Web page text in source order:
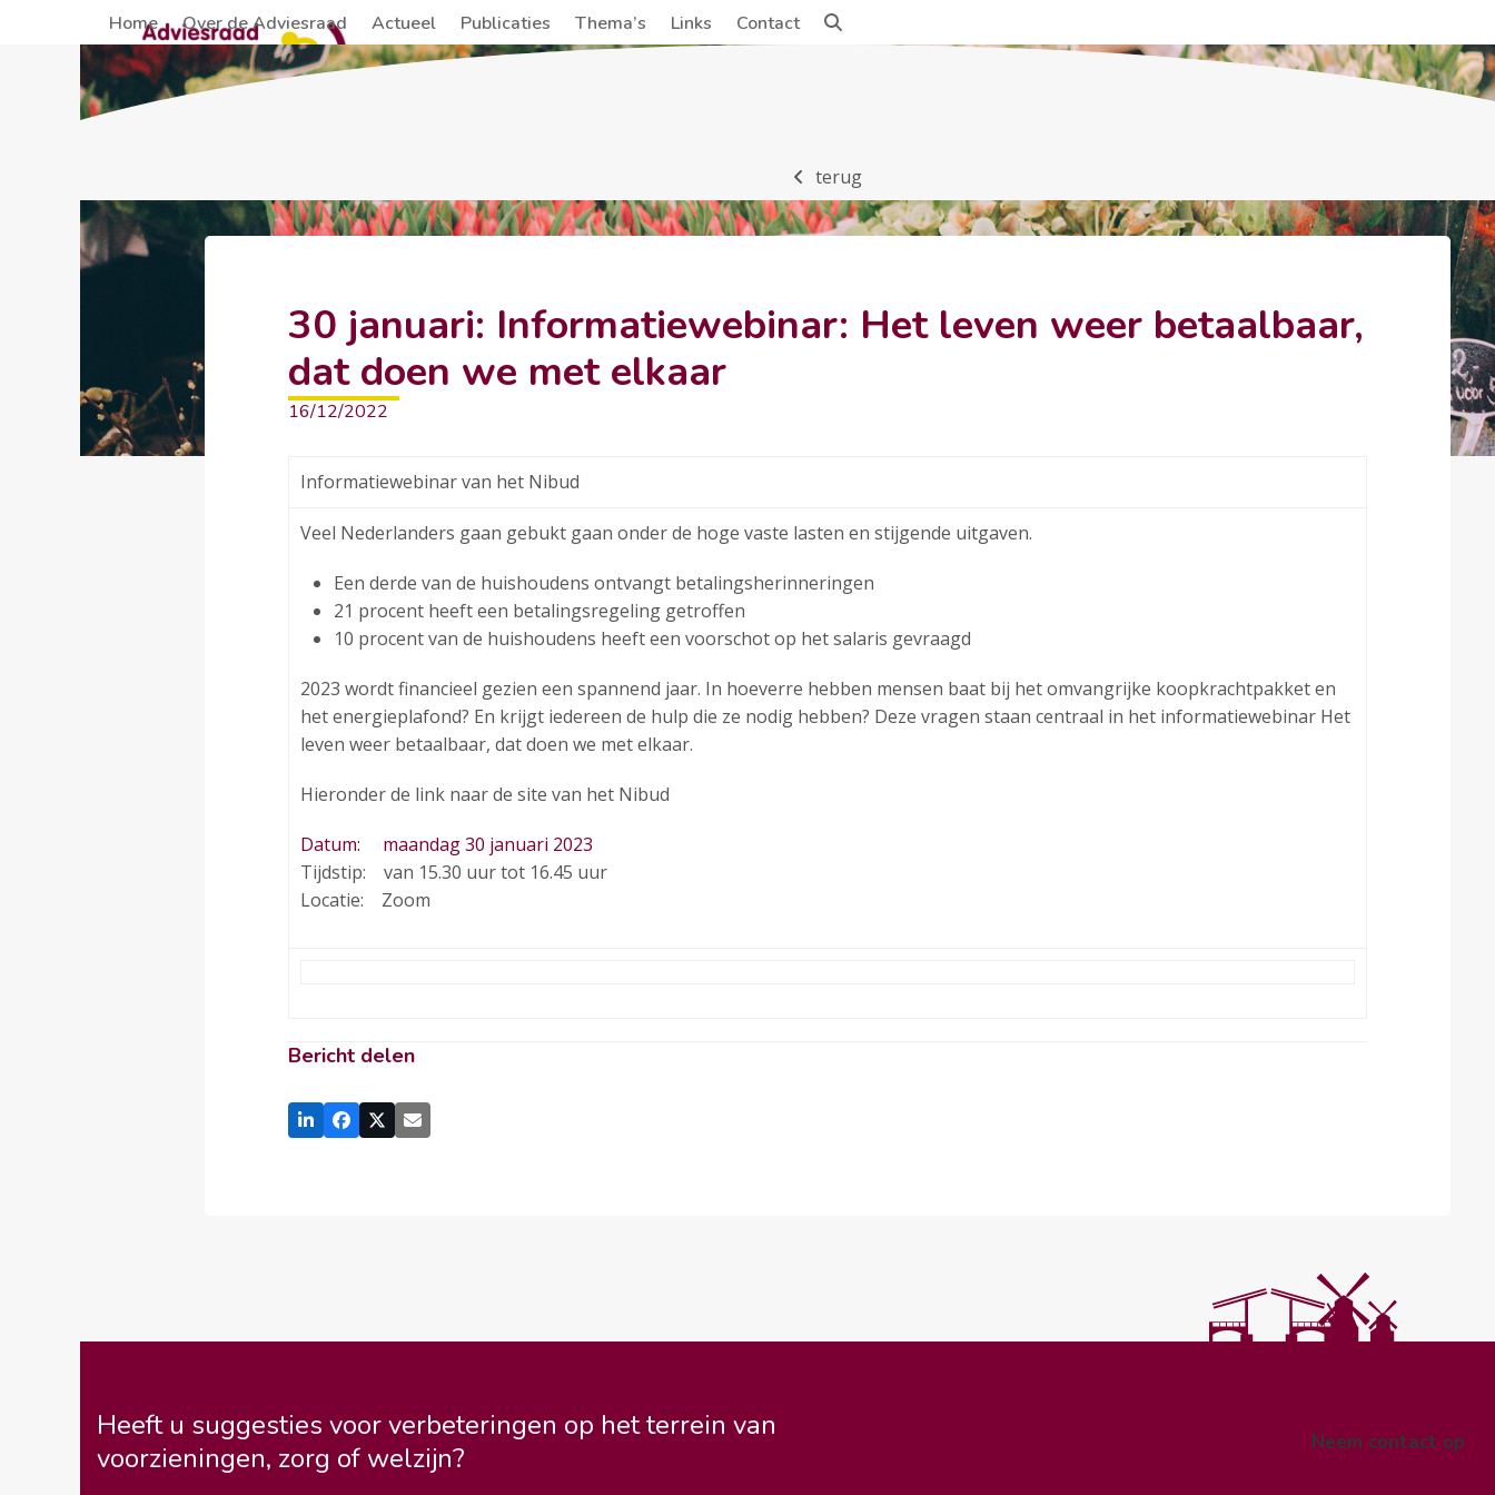
Home Over de Adviesraad Actueel Publicaties Thema’s Links Contact
terug
30 januari: Informatiewebinar: Het leven weer betaalbaar,
dat doen we met elkaar
16/12/2022
Informatiewebinar van het Nibud
Veel Nederlanders gaan gebukt gaan onder de hoge vaste lasten en stijgende uitgaven.
Een derde van de huishoudens ontvangt betalingsherinneringen
21 procent heeft een betalingsregeling getroffen
10 procent van de huishoudens heeft een voorschot op het salaris gevraagd
2023 wordt financieel gezien een spannend jaar. In hoeverre hebben mensen baat bij het omvangrijke koopkrachtpakket en
het energieplafond? En krijgt iedereen de hulp die ze nodig hebben? Deze vragen staan centraal in het informatiewebinar Het
leven weer betaalbaar, dat doen we met elkaar.
Hieronder de link naar de site van het Nibud
Datum: maandag 30 januari 2023
Tijdstip: van 15.30 uur tot 16.45 uur
Locatie: Zoom
Bericht delen
Heeft u suggesties voor verbeteringen op het terrein van
voorzieningen, zorg of welzijn?
Neem contact op